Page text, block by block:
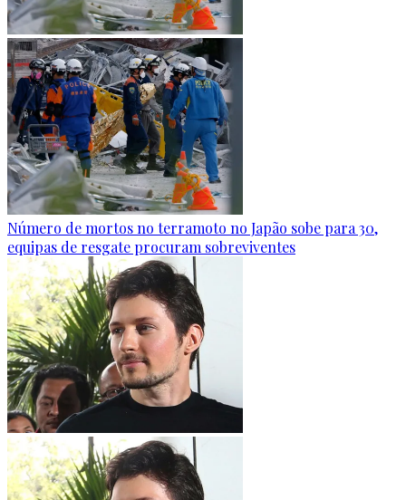
Número de mortos no terramoto no Japão sobe para 30,
equipas de resgate procuram sobreviventes